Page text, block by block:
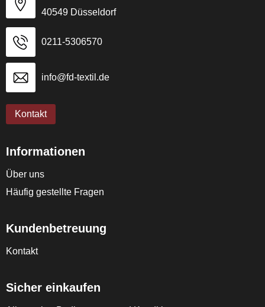
40549 Düsseldorf
0211-5306570
info@fd-textil.de
Kontakt
Informationen
Über uns
Häufig gestellte Fragen
Kundenbetreuung
Kontakt
Sicher einkaufen